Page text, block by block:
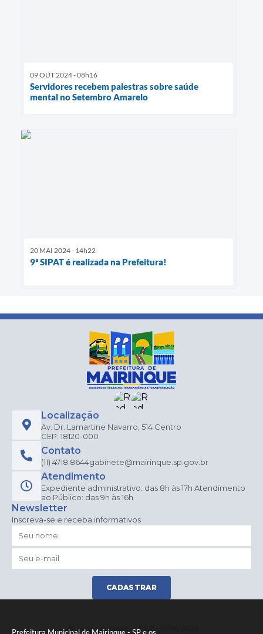
09 OUT 2024 - 08h16
Servidores recebem palestras sobre saúde
mental no Setembro Amarelo
20 MAI 2024 - 14h22
9ª SIPAT é realizada na Prefeitura!
Localização
Av. Dr. Lamartine Navarro, 514 Centro
CEP: 18120-000
Contato
(11) 4718.8644gabinete@mairinque.sp.gov.br
Atendimento
Expediente administrativo: das 8h às 17h Atendimento
ao Público: das 9h às 16h
Newsletter
Inscreva-se e receba informativos
CADASTRAR
Versão do Sistema:3.5.3 - 19/06/2026